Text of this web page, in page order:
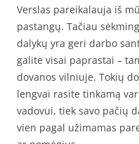
Verslas pareikalauja iš
pastangų. Tačiau
dalykų yra geri darbo
galite visai paprastai –
dovanos vilniuje. Tokių
lengvai rasite tinkamą
vadovui, tiek savo pačių
vien pagal užimamas